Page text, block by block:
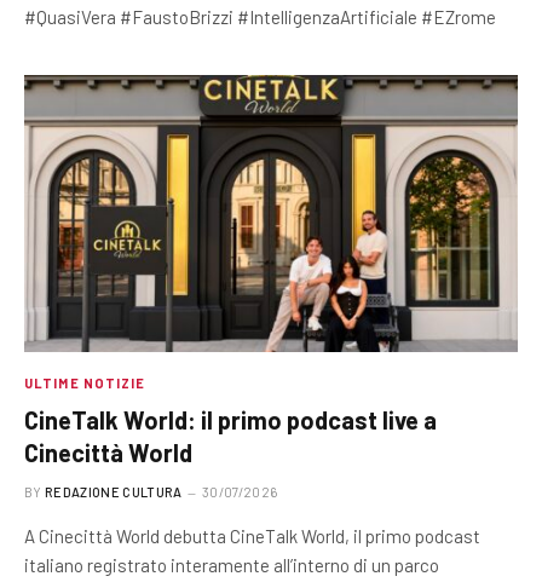
#QuasiVera #FaustoBrizzi #IntelligenzaArtificiale #EZrome
ULTIME NOTIZIE
CineTalk World: il primo podcast live a
Cinecittà World
BY REDAZIONE CULTURA 30/07/2026
A Cinecittà World debutta CineTalk World, il primo podcast
italiano registrato interamente all’interno di un parco